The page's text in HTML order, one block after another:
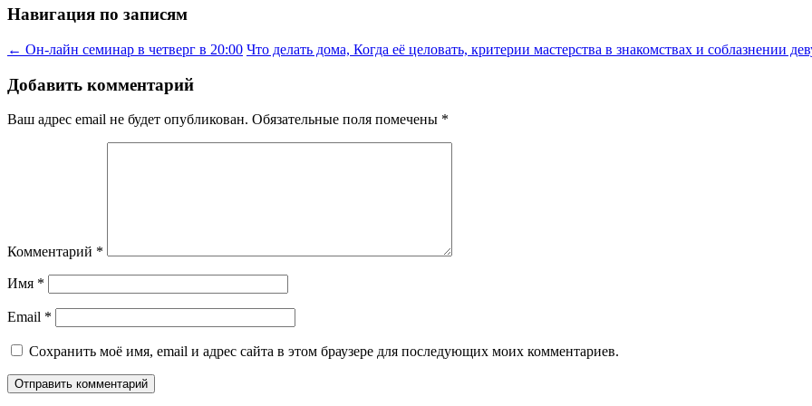
Навигация по записям
← Он-лайн семинар в четверг в 20:00 Что делать дома, Когда её целовать, критерии мастерства в знакомствах и соблазнении
Добавить комментарий
Ваш адрес email не будет опубликован. Обязательные поля помечены *
Комментарий *
Имя *
Email *
Сохранить моё имя, email и адрес сайта в этом браузере для последующих моих комментариев.